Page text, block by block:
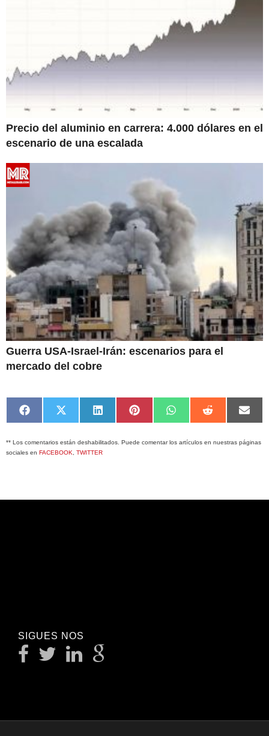
Precio del aluminio en carrera: 4.000 dólares en el
escenario de una escalada
Guerra USA-Israel-Irán: escenarios para el
mercado del cobre
Compartir
Facebook
Compartir
X
(Twitter)
Compartir
LinkedIn
Compartir
Pinterest
Compartir
WhatsApp
Compartir
Reddit
** Los comentarios están deshabilitados. Puede comentar los artículos en nuestras páginas
sociales en FACEBOOK, TWITTER
SIGUES NOS